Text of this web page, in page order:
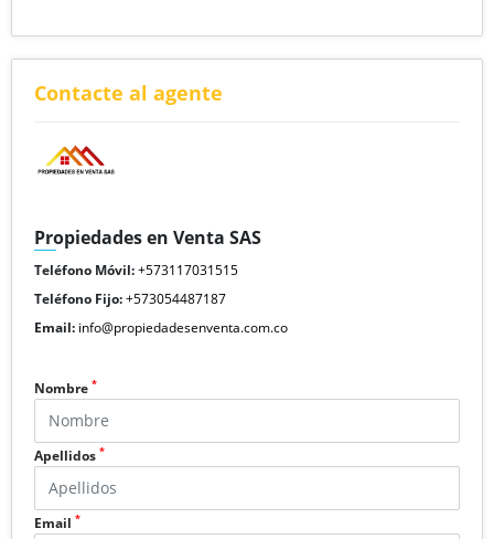
Contacte al agente
Propiedades en Venta SAS
Teléfono Móvil:+573117031515
Teléfono Fijo:+573054487187
Email: info@propiedadesenventa.com.co
Nombre *
Apellidos *
Email *